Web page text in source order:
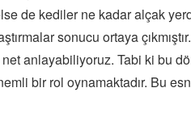
de kediler ne kadar alçak
sonucu ortaya
anlayabiliyoruz. Tabi ki bu
bir rol oynamaktadır. Bu